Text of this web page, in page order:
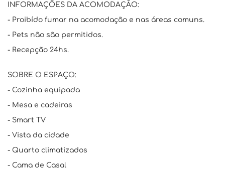
INFORMAÇÕES DA ACOMODAÇÃO:
- Proibído fumar na acomodação e nas áreas comuns.
- Pets não são permitidos.
- Recepção 24hs.
SOBRE O ESPAÇO:
- Cozinha equipada
- Mesa e cadeiras
- Smart TV
- Vista da cidade
- Quarto climatizados
- Cama de Casal